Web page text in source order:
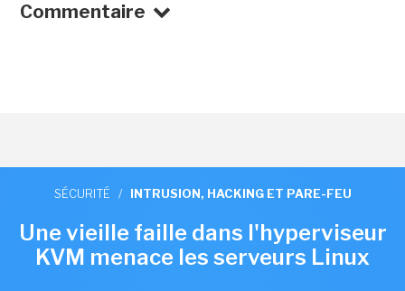
Commentaire
SÉCURITÉ / INTRUSION, HACKING ET PARE-FEU
Une vieille faille dans l'hyperviseur
KVM menace les serveurs Linux